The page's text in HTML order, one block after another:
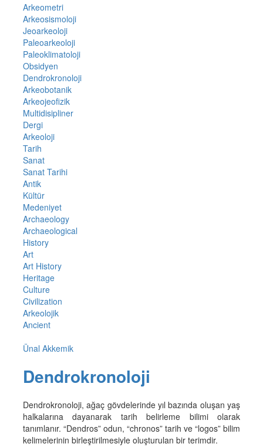
Arkeometri
Arkeosismoloji
Jeoarkeoloji
Paleoarkeoloji
Paleoklimatoloji
Obsidyen
Dendrokronoloji
Arkeobotanik
Arkeojeofizik
Multidisipliner
Dergi
Arkeoloji
Tarih
Sanat
Sanat Tarihi
Antik
Kültür
Medeniyet
Archaeology
Archaeological
History
Art
Art History
Heritage
Culture
Civilization
Arkeolojik
Ancient
Ünal Akkemik
Dendrokronoloji
Dendrokronoloji, ağaç gövdelerinde yıl bazında oluşan yaş
halkalarına dayanarak tarih belirleme bilimi olarak
tanımlanır. “Dendros” odun, “chronos” tarih ve “logos” bilim
kelimelerinin birleştirilmesiyle oluşturulan bir terimdir.